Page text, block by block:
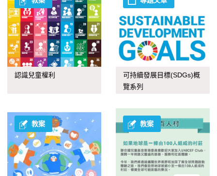
認識兒童權利
可持續發展目標(SDGs)概
覽系列
教案 教案